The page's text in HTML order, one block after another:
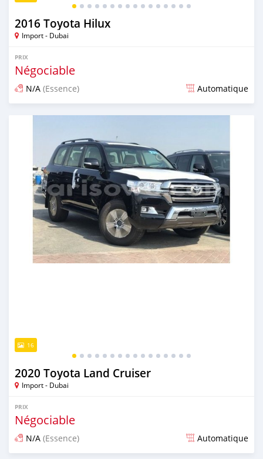
2016 Toyota Hilux
Import - Dubai
PRIX
Négociable
N/A (Essence) Automatique
Publié il y a presque 6 ans
16
2020 Toyota Land Cruiser
Import - Dubai
PRIX
Négociable
N/A (Essence) Automatique